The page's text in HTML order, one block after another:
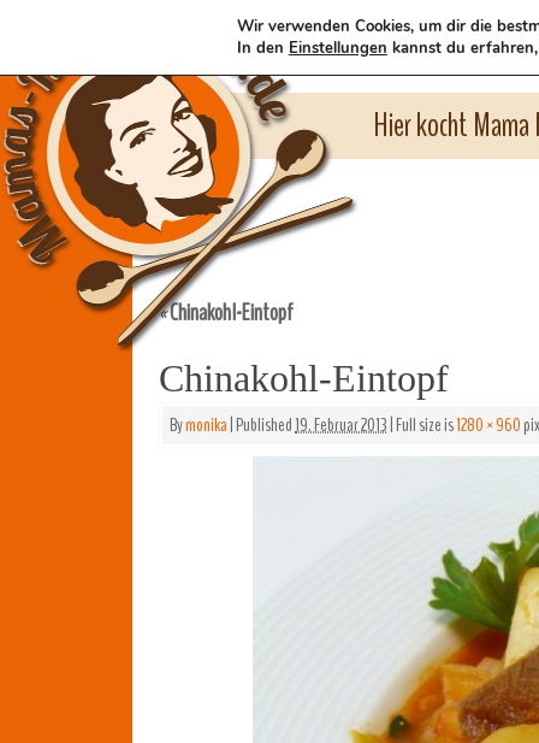
Hier kocht
«Chinakohl-Eintopf
Chinakohl-Eintopf
Bymonika|Published19. Februar 2013|Full size is1280 × 960
Wir verwenden Cookies, um dir die
In den Einstellungen kannst du